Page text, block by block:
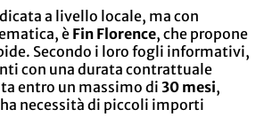
a livello locale, ma con
èFin Florence, che propone
Secondo i loro fogli informativi,
con una durata contrattuale
entro un massimo di 30 mesi,
necessità di piccoli importi